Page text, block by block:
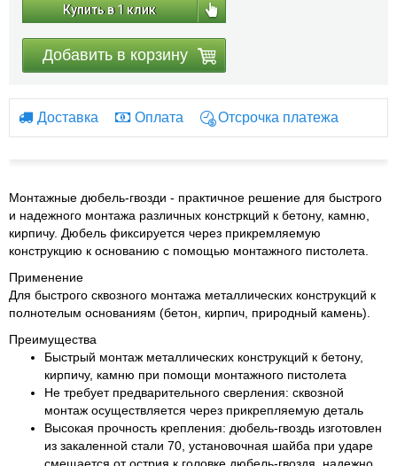
Купить в 1 клик
Добавить в корзину
Доставка Оплата Отсрочка платежа
Монтажные дюбель-гвозди - практичное решение для быстрого
и надежного монтажа различных констркций к бетону, камню,
кирпичу. Дюбель фиксируется через прикремляемую
конструкцию к основанию с помощью монтажного пистолета.
Применение
Для быстрого сквозного монтажа металлических конструкций к
полнотелым основаниям (бетон, кирпич, природный камень).
Преимущества
Быстрый монтаж металлических конструкций к бетону,
кирпичу, камню при помощи монтажного пистолета
Не требует предварительного сверления: сквозной
монтаж осуществляется через прикрепляемую деталь
Высокая прочность крепления: дюбель-гвоздь изготовлен
из закаленной стали 70, установочная шайба при ударе